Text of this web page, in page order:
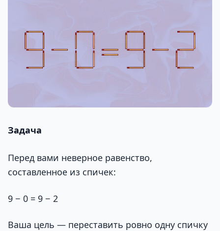
Задача
Перед вами неверное равенство,
составленное из спичек:
9 − 0 = 9 − 2
Ваша цель — переставить ровно одну спичку